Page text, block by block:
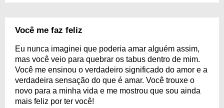
Você me faz feliz
Eu nunca imaginei que poderia amar alguém assim,
mas você veio para quebrar os tabus dentro de mim.
Você me ensinou o verdadeiro significado do amor e a
verdadeira sensação do que é amar. Você trouxe o
novo para a minha vida e me mostrou que sou ainda
mais feliz por ter você!